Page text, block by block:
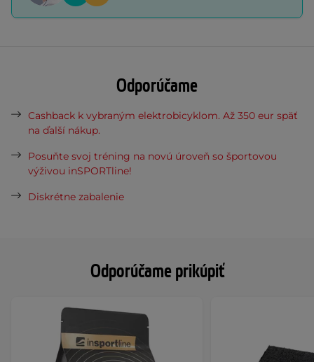
Odporúčame prikúpiť
Odporúčame
Cashback k vybraným elektrobicyklom. Až 350 eur späť
na ďalší nákup.
Posuňte svoj tréning na novú úroveň so športovou
výživou inSPORTline!
Diskrétne zabalenie